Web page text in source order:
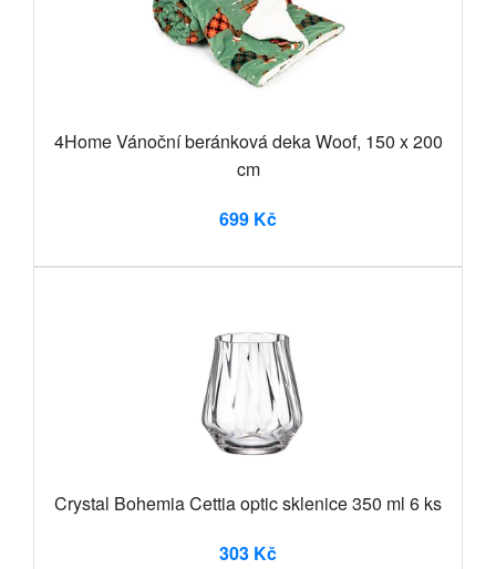
4Home Vánoční beránková deka Woof, 150 x 200
cm
699 Kč
Crystal Bohemia Cettia optic sklenice 350 ml 6 ks
303 Kč